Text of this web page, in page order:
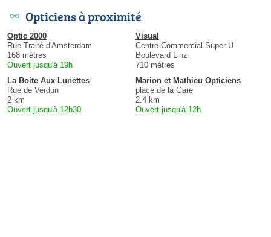
Opticiens à proximité
Optic 2000
Rue Traité d'Amsterdam
168 mètres
Ouvert jusqu'à 19h
Visual
Centre Commercial Super U
Boulevard Linz
710 mètres
La Boite Aux Lunettes
Rue de Verdun
2 km
Ouvert jusqu'à 12h30
Marion et Mathieu Opticiens
place de la Gare
2.4 km
Ouvert jusqu'à 12h